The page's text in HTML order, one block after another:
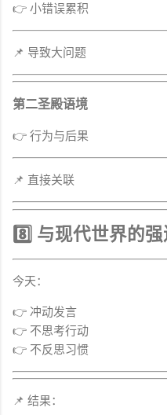
👉 小错误累积
📌 导致大问题
第二圣殿语境
👉 行为与后果
📌 直接关联
8️⃣ 与现代世界的
今天：
👉 冲动发言
👉 不思考行动
👉 不反思习惯
📌 结果：